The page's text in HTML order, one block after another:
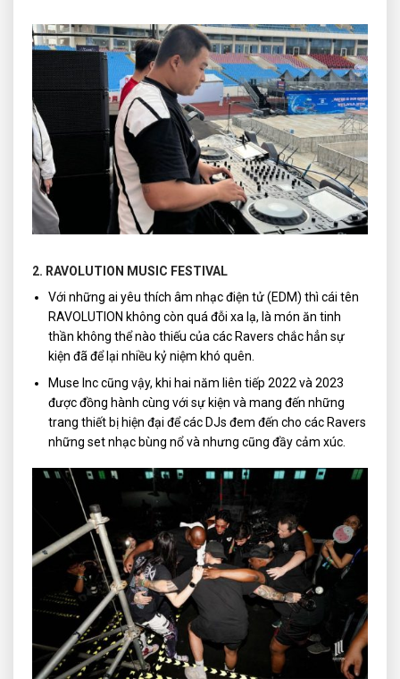
2. RAVOLUTION MUSIC FESTIVAL
Với những ai yêu thích âm nhạc điện tử (EDM) thì cái tên
RAVOLUTION không còn quá đỗi xa lạ, là món ăn tinh
thần không thể nào thiếu của các Ravers chắc hẳn sự
kiện đã để lại nhiều kỷ niệm khó quên.
Muse Inc cũng vậy, khi hai năm liên tiếp 2022 và 2023
được đồng hành cùng với sự kiện và mang đến những
trang thiết bị hiện đại để các DJs đem đến cho các Ravers
những set nhạc bùng nổ và nhưng cũng đầy cảm xúc.